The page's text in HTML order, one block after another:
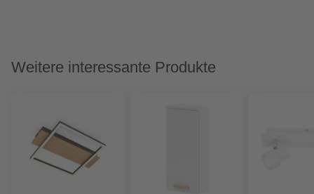
Weitere interessante Produkte